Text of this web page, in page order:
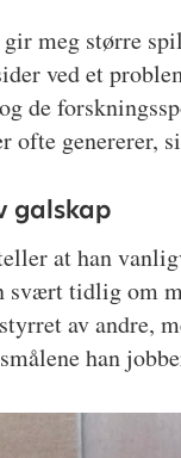
meg større
ved et
de
ofte genererer,
galskap
at han
svært tidlig om
av andre,
han